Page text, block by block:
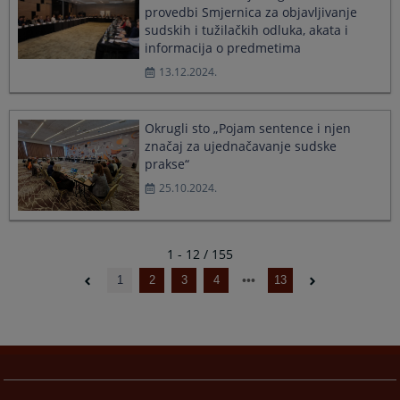
provedbi Smjernica za objavljivanje
sudskih i tužilačkih odluka, akata i
informacija o predmetima
13.12.2024.
Okrugli sto „Pojam sentence i njen
značaj za ujednačavanje sudske
prakse“
25.10.2024.
1 - 12 / 155
1 2 3 4 13